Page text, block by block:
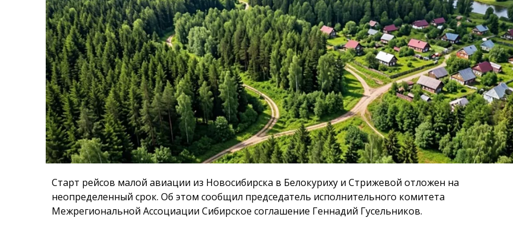
Старт рейсов малой авиации из Новосибирска в Белокуриху и Стрижевой отложен на
неопределенный срок. Об этом сообщил председатель исполнительного комитета
Межрегиональной Ассоциации Сибирское соглашение Геннадий Гусельников.